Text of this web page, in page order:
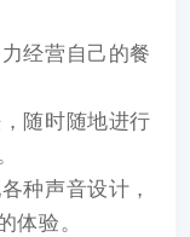
经营自己的餐
随时随地进行
种声音设计，
体验。